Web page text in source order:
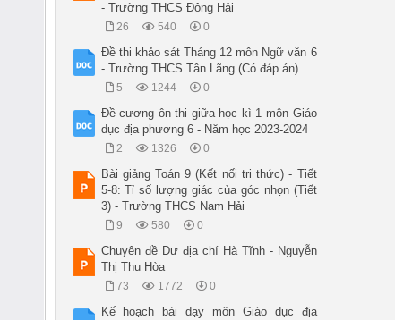
- Trường THCS Đông Hải
26 540 0
Đề thi khảo sát Tháng 12 môn Ngữ văn 6
- Trường THCS Tân Lãng (Có đáp án)
5 1244 0
Đề cương ôn thi giữa học kì 1 môn Giáo
dục địa phương 6 - Năm học 2023-2024
2 1326 0
Bài giảng Toán 9 (Kết nối tri thức) - Tiết
5-8: Tỉ số lượng giác của góc nhọn (Tiết
3) - Trường THCS Nam Hải
9 580 0
Chuyên đề Dư địa chí Hà Tĩnh - Nguyễn
Thị Thu Hòa
73 1772 0
Kế hoạch bài dạy môn Giáo dục địa